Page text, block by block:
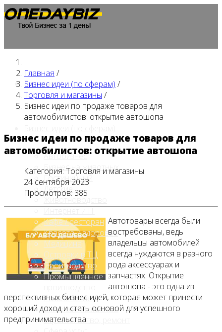
Главная
Автобизнес
Бизнес на животных
Гостиничный
Детские
Животноводство
Кафе / ресторан
Красота и здоровье
Медицина
Островки в ТЦ
Производство
Промышленное
Развлечения
Сельское хозяйство
Строительство, ремонт
Главная /
Бизнес идеи (по сферам) /
Торговля и магазины /
Бизнес идеи по продаже товаров для
автомобилистов: открытие автошопа
Бизнес идеи по продаже товаров для
автомобилистов: открытие автошопа
Категория: Торговля и магазины
24 сентября 2023
Просмотров: 385
Автотовары всегда были
востребованы, ведь
владельцы автомобилей
всегда нуждаются в разного
рода аксессуарах и
запчастях. Открытие
автошопа - это одна из
перспективных бизнес идей, которая может принести
хороший доход и стать основой для успешного
предпринимательства.